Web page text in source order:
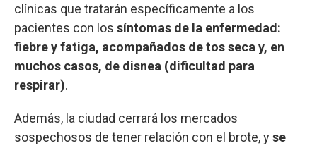
clínicas que tratarán específicamente a los
pacientes con los síntomas de la enfermedad:
fiebre y fatiga, acompañados de tos seca y, en
muchos casos, de disnea (dificultad para
respirar).
Además, la ciudad cerrará los mercados
sospechosos de tener relación con el brote, yse